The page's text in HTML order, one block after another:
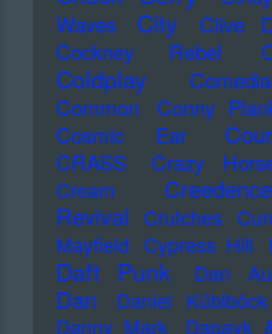
Waves
City Clive
Cockney Rebel
Coldplay
Common
Conny
Cosmic Ear
CRASS Crazy
Cream
Revival
Crutches
Mayfield Cypress Hill
Daft Punk Dan
Dan
Daniel Küblböck
Danny Mark
Dapayk